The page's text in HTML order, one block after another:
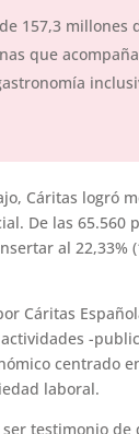
157,3 millones
que acompaña
Cáritas logró
De las 65.560
al 22,33%
Cáritas
-
centrado
laboral.
testimonio